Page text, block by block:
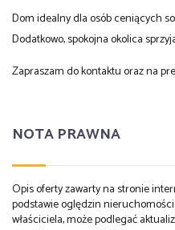
Dom idealny dla osób ceniących
Dodatkowo, spokojna okolica
Zapraszam do kontaktu oraz na
NOTA PRAWNA
Opis oferty zawarty na stronie
podstawie oględzin
właściciela, może podlegać